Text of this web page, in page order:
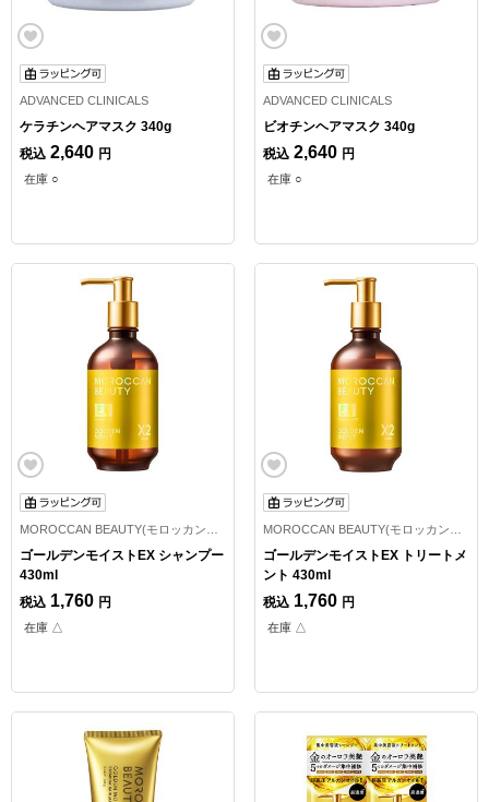
ADVANCED CLINICALS
ケラチンヘアマスク 340g
税込 2,640 円
在庫 ○
ADVANCED CLINICALS
ビオチンヘアマスク 340g
税込 2,640 円
在庫 ○
ゴールデンモイストEX シャンプー
430ml
税込 1,760 円
在庫 △
ゴールデンモイストEX トリートメ
ント 430ml
税込 1,760 円
在庫 △